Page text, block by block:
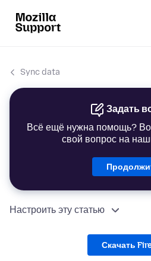
Sync data
Задать
Всё ещё нужна помощь?
свой вопрос на
Настроить эту статью
Скачать